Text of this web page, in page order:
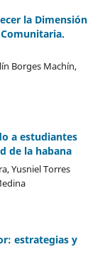
la Dimensión
Borges Machín,
a estudiantes
de la habana
Yusniel Torres
estrategias y